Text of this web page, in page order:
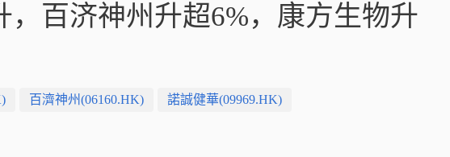
百济神州升超6%，康方生物升
百濟神州(06160.HK) 諾誠健華(09969.HK)